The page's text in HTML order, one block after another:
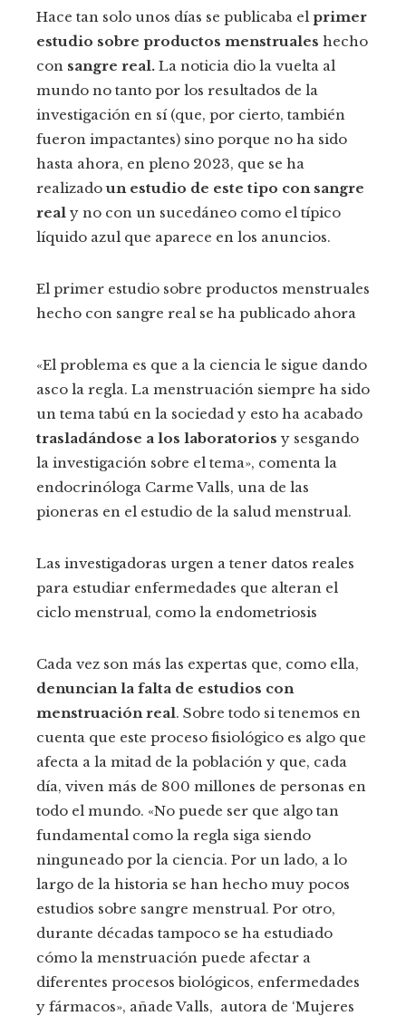
Hace tan solo unos días se publicaba el primer
estudio sobre productos menstruales hecho
con sangre real. La noticia dio la vuelta al
mundo no tanto por los resultados de la
investigación en sí (que, por cierto, también
fueron impactantes) sino porque no ha sido
hasta ahora, en pleno 2023, que se ha
realizadoun estudio de este tipo con sangre
real y no con un sucedáneo como el típico
líquido azul que aparece en los anuncios.
El primer estudio sobre productos menstruales
hecho con sangre real se ha publicado ahora
«El problema es que a la ciencia le sigue dando
asco la regla. La menstruación siempre ha sido
un tema tabú en la sociedad y esto ha acabado
trasladándose a los laboratorios y sesgando
la investigación sobre el tema», comenta la
endocrinóloga Carme Valls, una de las
pioneras en el estudio de la salud menstrual.
Las investigadoras urgen a tener datos reales
para estudiar enfermedades que alteran el
ciclo menstrual, como la endometriosis
Cada vez son más las expertas que, como ella,
denuncian la falta de estudios con
menstruación real. Sobre todo si tenemos en
cuenta que este proceso fisiológico es algo que
afecta a la mitad de la población y que, cada
día, viven más de 800 millones de personas en
todo el mundo. «No puede ser que algo tan
fundamental como la regla siga siendo
ninguneado por la ciencia. Por un lado, a lo
largo de la historia se han hecho muy pocos
estudios sobre sangre menstrual. Por otro,
durante décadas tampoco se ha estudiado
cómo la menstruación puede afectar a
diferentes procesos biológicos, enfermedades
y fármacos», añade Valls, autora de ‘Mujeres